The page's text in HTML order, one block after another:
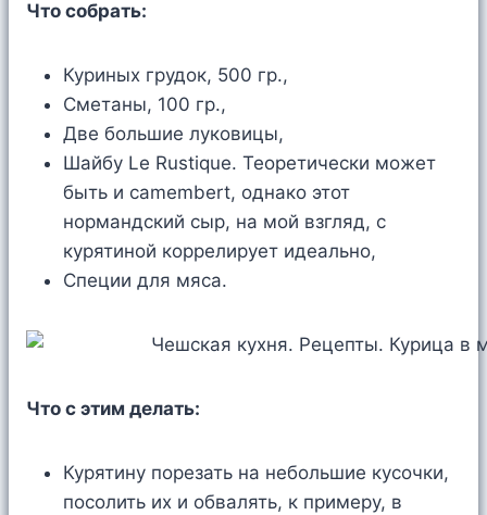
Что собрать:
Куриных грудок, 500 гр.,
Сметаны, 100 гр.,
Две большие луковицы,
Шайбу Le Rustique. Теоретически может
быть и camembert, однако этот
нормандский сыр, на мой взгляд, с
курятиной коррелирует идеально,
Специи для мяса.
Что с этим делать:
Курятину порезать на небольшие кусочки,
посолить их и обвалять, к примеру, в